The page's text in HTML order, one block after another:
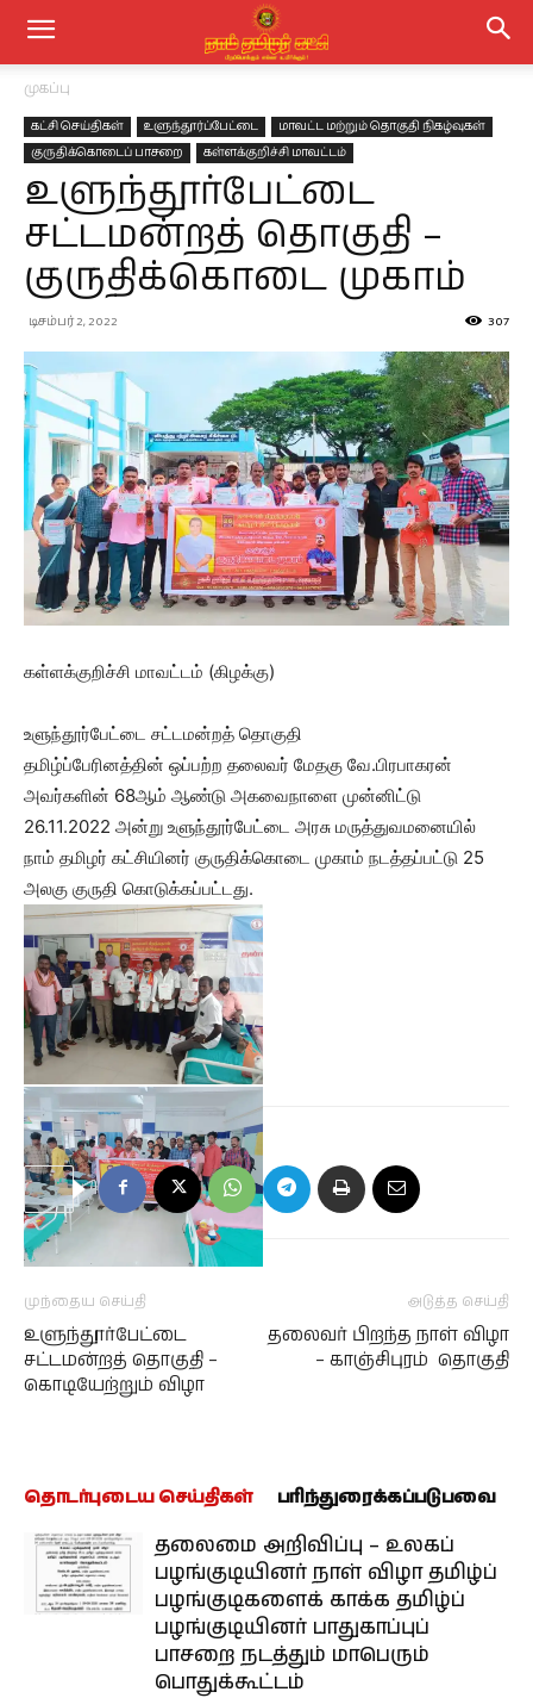
முகப்பு
கட்சி செய்திகள் உளுந்தூர்ப்பேட்டை
மாவட்ட மற்றும் தொகுதி நிகழ்வுகள்
குருதிக்கொடைப் பாசறை
கள்ளக்குறிச்சி மாவட்டம்
உளுந்தூர்பேட்டை
சட்டமன்றத் தொகுதி –
குருதிக்கொடை முகாம்
டிசம்பர் 2, 2022 307
கள்ளக்குறிச்சி மாவட்டம் (கிழக்கு)
உளுந்தூர்பேட்டை சட்டமன்றத் தொகுதி
தமிழ்ப்பேரினத்தின் ஒப்பற்ற தலைவர் மேதகு வே.பிரபாகரன்
அவர்களின் 68ஆம் ஆண்டு அகவைநாளை முன்னிட்டு
26.11.2022 அன்று உளுந்தூர்பேட்டை அரசு மருத்துவமனையில்
நாம் தமிழர் கட்சியினர் குருதிக்கொடை முகாம் நடத்தப்பட்டு 25
அலகு குருதி கொடுக்கப்பட்டது.
முந்தைய செய்தி
உளுந்தூர்பேட்டை
சட்டமன்றத் தொகுதி –
கொடியேற்றும் விழா
அடுத்த செய்தி
தலைவர் பிறந்த நாள் விழா
– காஞ்சிபுரம் தொகுதி
தொடர்புடைய செய்திகள் பரிந்துரைக்கப்படுபவை
தலைமை அறிவிப்பு – உலகப்
பழங்குடியினர் நாள் விழா தமிழ்ப்
பழங்குடிகளைக் காக்க தமிழ்ப்
பழங்குடியினர் பாதுகாப்புப்
பாசறை நடத்தும் மாபெரும்
பொதுக்கூட்டம்